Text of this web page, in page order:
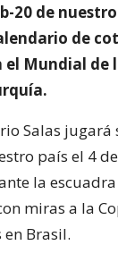
20 de
de
el Mundial de
Salas
país el 4
la
miras a la
en Brasil.